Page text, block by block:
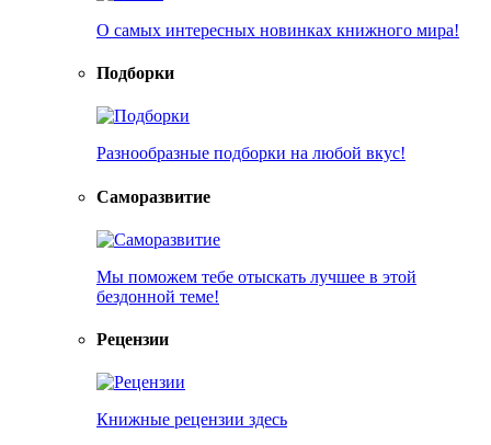
О самых интересных новинках книжного мира!
Подборки
Разнообразные подборки на любой вкус!
Саморазвитие
Мы поможем тебе отыскать лучшее в этой
бездонной теме!
Рецензии
Книжные рецензии здесь